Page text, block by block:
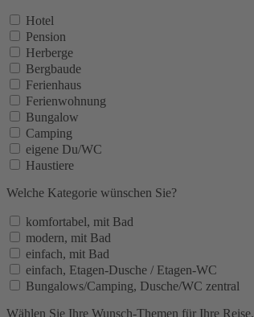
Hotel
Pension
Herberge
Bergbaude
Ferienhaus
Ferienwohnung
Bungalow
Camping
eigene Du/WC
Haustiere
Welche Kategorie wünschen Sie?
komfortabel, mit Bad
modern, mit Bad
einfach, mit Bad
einfach, Etagen-Dusche / Etagen-WC
Bungalows/Camping, Dusche/WC zentral
Wählen Sie Ihre Wunsch-Themen für Ihre Reise.